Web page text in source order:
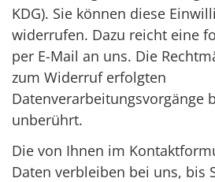
KDG). Sie können diese
widerrufen. Dazu reicht eine
per E-Mail an uns. Die
zum Widerruf erfolgten
Datenverarbeitungsvorgänge
unberührt.
Die von Ihnen im
Daten verbleiben bei uns, bis